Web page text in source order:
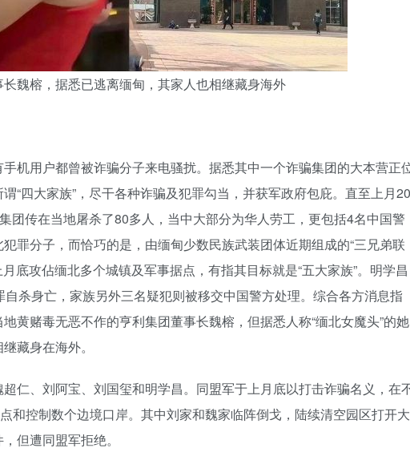
魏榕，据悉已逃离缅甸，其家人也相继藏身海外
机用户都曾被诈骗分子来电骚扰。据悉其中一个诈骗集团的大本营正
“四大家族”，尽干各种诈骗及犯罪勾当，并获军政府包庇。直至上月20
团传在当地屠杀了80多人，当中大部分为华人劳工，更包括4名中国警
罪分子，而恰巧的是，由缅甸少数民族武装团体近期组成的“三兄弟联
底攻佔缅北多个城镇及军事据点，有指其目标就是“五大家族”。明学昌
杀身亡，家族另外三名疑犯则被移交中国警方处理。综合各方消息指
黄赌毒无恶不作的亨利集团董事长魏榕，但据悉人称“缅北女魔头”的她
藏身在海外。
仁、刘阿宝、刘国玺和明学昌。同盟军于上月底以打击诈骗名义，在
和控制数个边境口岸。其中刘家和魏家临阵倒戈，陆续清空园区打开大
但遭同盟军拒绝。